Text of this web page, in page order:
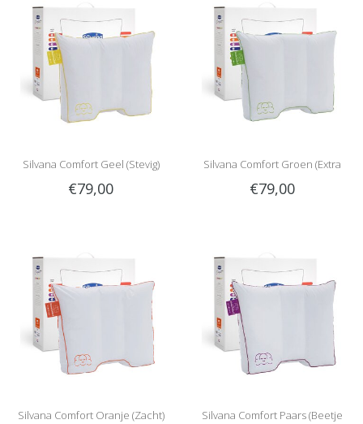
Silvana Comfort Geel (Stevig)
€79,00
Silvana Comfort Groen (Extra
€79,00
Silvana Comfort Oranje (Zacht) Silvana Comfort Paars (Beetje